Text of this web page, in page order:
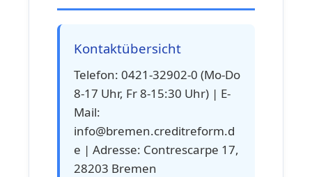
Kontaktübersicht
Telefon: 0421-32902-0 (Mo-Do
8-17 Uhr, Fr 8-15:30 Uhr) | E-
Mail:
info@bremen.creditreform.d
e | Adresse: Contrescarpe 17,
28203 Bremen